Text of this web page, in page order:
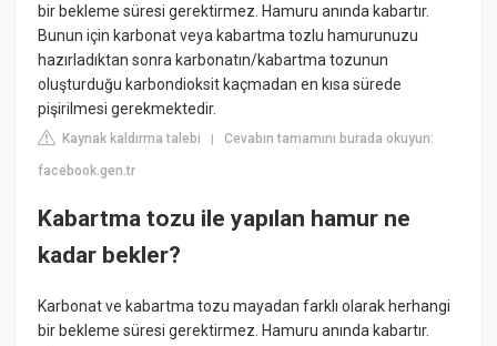
bir bekleme süresi gerektirmez. Hamuru anında kabartır.
Bunun için karbonat veya kabartma tozlu hamurunuzu
hazırladıktan sonra karbonatın/kabartma tozunun
oluşturduğu karbondioksit kaçmadan en kısa sürede
pişirilmesi gerekmektedir.
Kaynak kaldırma talebi |Cevabın tamamını burada okuyun:
facebook.gen.tr
Kabartma tozu ile yapılan hamur ne
kadar bekler?
Karbonat ve kabartma tozu mayadan farklı olarak herhangi
bir bekleme süresi gerektirmez. Hamuru anında kabartır.